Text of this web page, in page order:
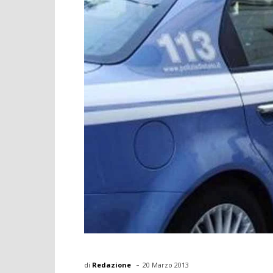
di Redazione - 20 Marzo 2013